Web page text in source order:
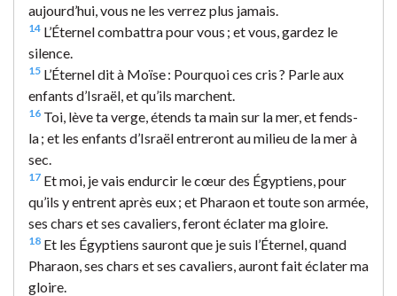
aujourd’hui, vous ne les verrez plus jamais.
14 L’Éternel combattra pour vous ; et vous, gardez le
silence.
15 L’Éternel dit à Moïse : Pourquoi ces cris ? Parle aux
enfants d’Israël, et qu’ils marchent.
16 Toi, lève ta verge, étends ta main sur la mer, et fends-
la ; et les enfants d’Israël entreront au milieu de la mer à
sec.
17 Et moi, je vais endurcir le cœur des Égyptiens, pour
qu’ils y entrent après eux ; et Pharaon et toute son armée,
ses chars et ses cavaliers, feront éclater ma gloire.
18 Et les Égyptiens sauront que je suis l’Éternel, quand
Pharaon, ses chars et ses cavaliers, auront fait éclater ma
gloire.